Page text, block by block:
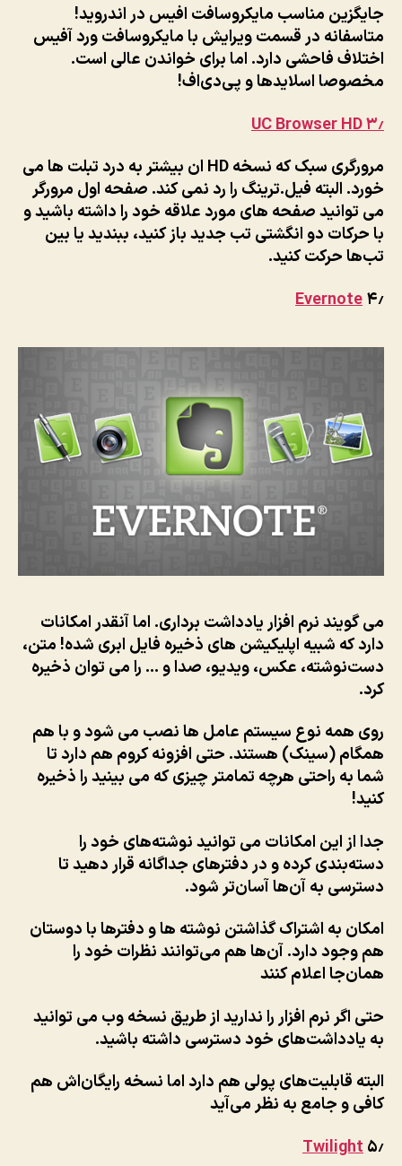
جایگزین مناسب مایکروسافت افیس در اندروید!
متاسفانه در قسمت ویرایش با مایکروسافت ورد آفیس
اختلاف فاحشی دارد. اما برای خواندن عالی است.
مخصوصا اسلایدها و پی‌دی‌اف!
۳٫UC Browser HD
مرورگری سبک که نسخه HD ان بیشتر به درد تبلت ها می
خورد. البته فیل.ترینگ را رد نمی کند. صفحه اول مرورگر
می توانید صفحه های مورد علاقه خود را داشته باشید و
با حرکات دو انگشتی تب جدید باز کنید، ببندید یا بین
تب‌ها حرکت کنید.
۴٫Evernote
می گویند نرم افزار یادداشت برداری. اما آنقدر امکانات
دارد که شبیه اپلیکیشن های ذخیره فایل ابری شده! متن،
دست‌نوشته، عکس، ویدیو، صدا و … را می توان ذخیره
کرد.
روی همه نوع سیستم عامل ها نصب می شود و با هم
همگام (سینک) هستند. حتی افزونه کروم هم دارد تا
شما به راحتی هرچه تمامتر چیزی که می بینید را ذخیره
کنید!
جدا از این امکانات می توانید نوشته‌های خود را
دسته‌بندی کرده و در دفترهای جداگانه قرار دهید تا
دسترسی به آن‌ها آسان‌تر شود.
امکان به اشتراک گذاشتن نوشته ها و دفترها با دوستان
هم وجود دارد. آن‌ها هم می‌توانند نظرات خود را
همان‌جا اعلام کنند
حتی اگر نرم افزار را ندارید از طریق نسخه وب می توانید
به یادداشت‌های خود دسترسی داشته باشید.
البته قابلیت‌های پولی هم دارد اما نسخه رایگان‌اش هم
کافی و جامع به نظر می‌آید
۵٫Twilight